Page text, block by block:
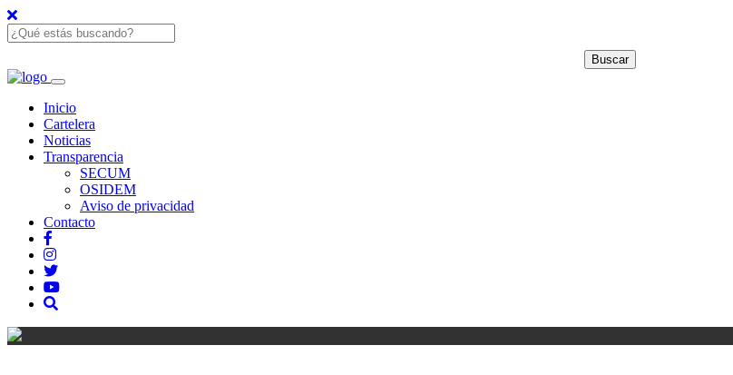
Inicio
Cartelera
Noticias
Transparencia
SECUM
OSIDEM
Aviso de privacidad
Contacto